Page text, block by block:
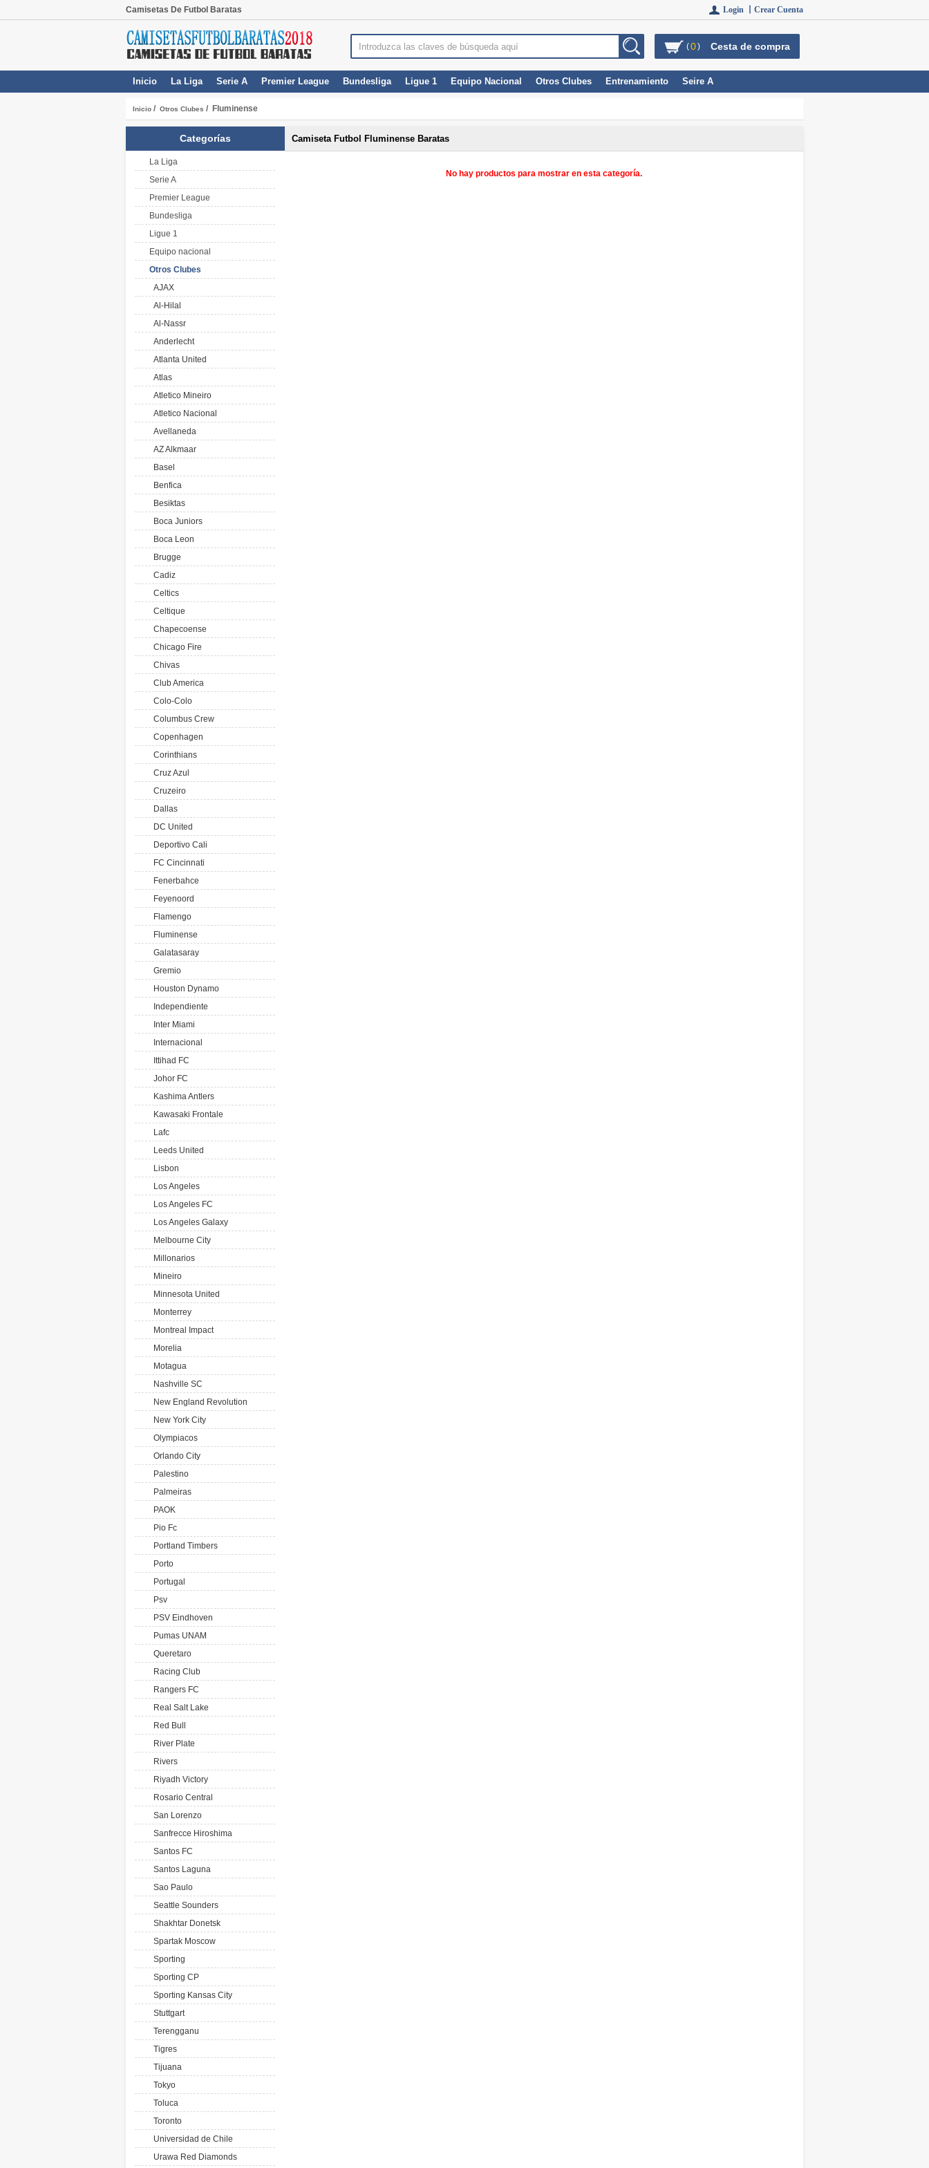
Camisetas De Futbol Baratas Login 丨 Crear Cuenta
(0) Cesta de compra
Inicio La Liga Serie A Premier League Bundesliga Ligue 1 Equipo Nacional Otros Clubes Entrenamiento Seire A
Inicio / Otros Clubes / Fluminense
Categorías
La Liga
Serie A
Premier League
Bundesliga
Ligue 1
Equipo nacional
Otros Clubes
AJAX
Al-Hilal
Al-Nassr
Anderlecht
Atlanta United
Atlas
Atletico Mineiro
Atletico Nacional
Avellaneda
AZ Alkmaar
Basel
Benfica
Besiktas
Boca Juniors
Boca Leon
Brugge
Cadiz
Celtics
Celtique
Chapecoense
Chicago Fire
Chivas
Club America
Colo-Colo
Columbus Crew
Copenhagen
Corinthians
Cruz Azul
Cruzeiro
Dallas
DC United
Deportivo Cali
FC Cincinnati
Fenerbahce
Feyenoord
Flamengo
Fluminense
Galatasaray
Gremio
Houston Dynamo
Independiente
Inter Miami
Internacional
Ittihad FC
Johor FC
Kashima Antlers
Kawasaki Frontale
Lafc
Leeds United
Lisbon
Los Angeles
Los Angeles FC
Los Angeles Galaxy
Melbourne City
Millonarios
Mineiro
Minnesota United
Monterrey
Montreal Impact
Morelia
Motagua
Nashville SC
New England Revolution
New York City
Olympiacos
Orlando City
Palestino
Palmeiras
PAOK
Pio Fc
Portland Timbers
Porto
Portugal
Psv
PSV Eindhoven
Pumas UNAM
Queretaro
Racing Club
Rangers FC
Real Salt Lake
Red Bull
River Plate
Rivers
Riyadh Victory
Rosario Central
San Lorenzo
Sanfrecce Hiroshima
Santos FC
Santos Laguna
Sao Paulo
Seattle Sounders
Shakhtar Donetsk
Spartak Moscow
Sporting
Sporting CP
Sporting Kansas City
Stuttgart
Terengganu
Tigres
Tijuana
Tokyo
Toluca
Toronto
Universidad de Chile
Urawa Red Diamonds
Camiseta Futbol Fluminense Baratas
No hay productos para mostrar en esta categoría.